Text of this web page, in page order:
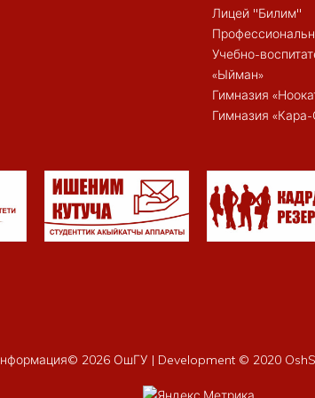
Лицей "Билим"
Учебно-
«Ыйман»
Гимназия
Гимназия
2026 ОшГУ | Development © 2020